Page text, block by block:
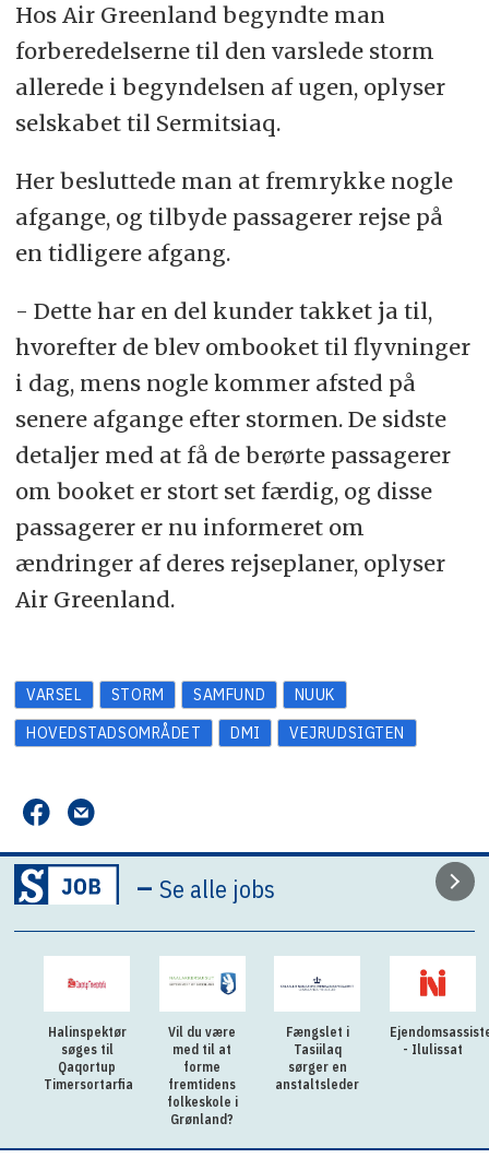
Hos Air Greenland begyndte man
forberedelserne til den varslede storm
allerede i begyndelsen af ugen, oplyser
selskabet til Sermitsiaq.
Her besluttede man at fremrykke nogle
afgange, og tilbyde passagerer rejse på
en tidligere afgang.
- Dette har en del kunder takket ja til,
hvorefter de blev ombooket til flyvninger
i dag, mens nogle kommer afsted på
senere afgange efter stormen. De sidste
detaljer med at få de berørte passagerer
om booket er stort set færdig, og disse
passagerer er nu informeret om
ændringer af deres rejseplaner, oplyser
Air Greenland.
VARSEL STORM SAMFUND
NUUK
HOVEDSTADSOMRÅDET
DMI VEJRUDSIGTEN
–Se alle jobs
Halinspektør
søges til
Qaqortup
Timersortarfia
Vil du være
med til at
forme
fremtidens
folkeskole i
Grønland?
Fængslet i
Tasiilaq
sørger en
anstaltsleder
- Ilulissat